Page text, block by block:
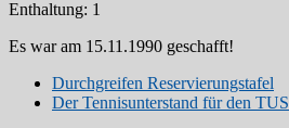
Enthaltung: 1
Es war am 15.11.1990 geschafft!
Durchgreifen Reservierungstafel
Der Tennisunterstand für den TUS